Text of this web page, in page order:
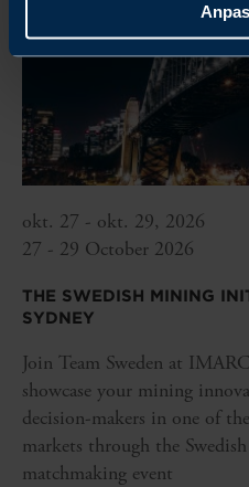
okt. 27 - okt. 29, 2026
27 - 29 October 2026
THE SWEDISH MINING
SYDNEY
Join Team Sweden at
showcase your mining
decision-makers in one of
markets through the
matchmaking event